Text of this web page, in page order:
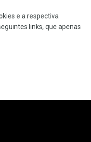
e a respectiva
links, que apenas